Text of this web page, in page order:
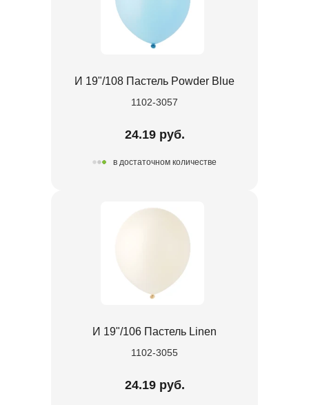
И 19"/108 Пастель Powder Blue
1102-3057
24.19 руб.
в достаточном количестве
И 19"/106 Пастель Linen
1102-3055
24.19 руб.